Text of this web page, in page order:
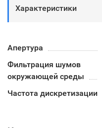
Характеристики
Апертура
Фильтрация шумов
окружающей среды
Частота дискретизации